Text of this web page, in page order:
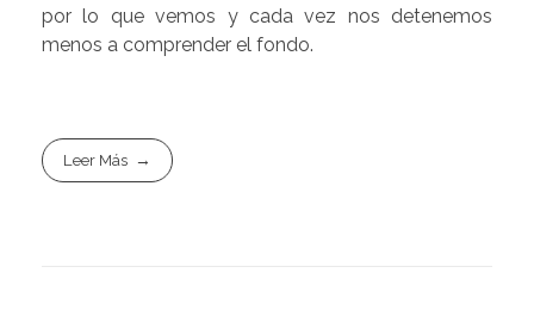
por lo que vemos y cada vez nos detenemos
menos a comprender el fondo.
Leer Más